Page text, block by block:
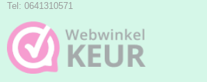
Tel: 0641310571